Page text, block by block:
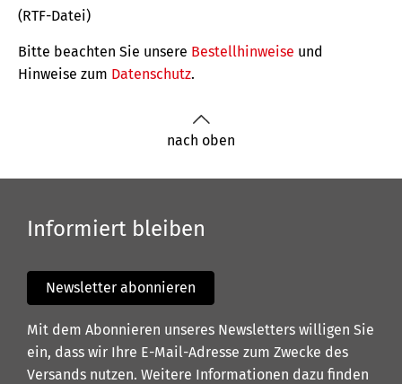
(RTF-Datei)
Bitte beachten Sie unsere Bestellhinweise und
Hinweise zum Datenschutz.
nach oben
Informiert bleiben
Newsletter abonnieren
Mit dem Abonnieren unseres Newsletters willigen Sie
ein, dass wir Ihre E-Mail-Adresse zum Zwecke des
Versands nutzen. Weitere Informationen dazu finden